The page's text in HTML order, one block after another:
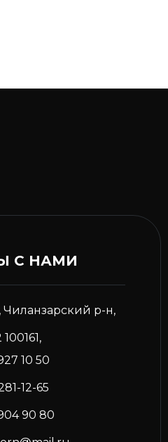
С НАМИ
Чиланзарский р-н,
10 50
12-65
90 80